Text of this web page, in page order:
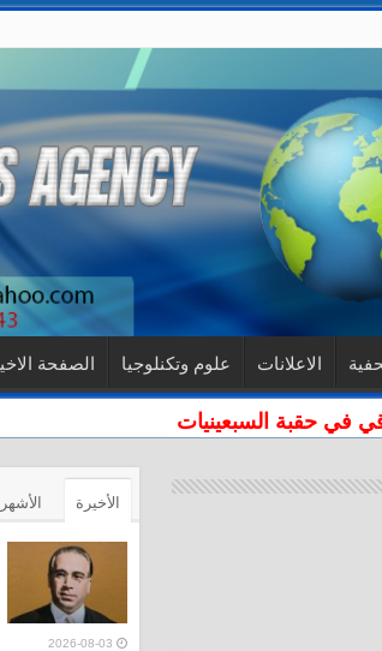
الاعلانات علوم وتكنلوجيا الصفحة
في حقبة السبعينيات
الأخيرة الأشهر
2026-08-03